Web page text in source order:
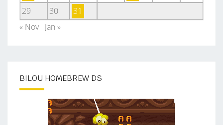
29
30
31
« Nov Jan »
BILOU HOMEBREW DS